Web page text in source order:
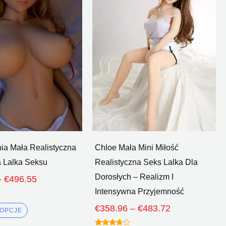
Mała Realistyczna
Lalka Seksu
€496.55
€358.32
Poprzez
€496.55
ma
wiele
wariantów.
Opcje
można
wybrać
na
stronie
produktu
Chloe Mała Mini Miłość
Realistyczna Seks Lalka Dla
Dorosłych – Realizm I
Intensywna Przyjemność
€358.96 – €483.72
€358.96
Poprzez
€483.72
ma
wiele
wariantów.
Opcje
można
wybrać
na
stronie
produktu